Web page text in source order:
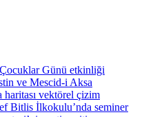
Günü etkinliği
ve Mescid-i Aksa
vektörel çizim
Bitlis İlkokulu’nda seminer